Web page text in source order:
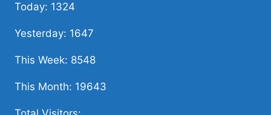
Today: 1324
Yesterday: 1647
This Week: 8548
This Month: 19643